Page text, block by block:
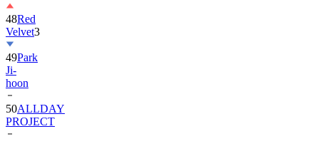
48Red
Velvet3
49Park
Ji-
hoon
50ALLDAY
PROJECT